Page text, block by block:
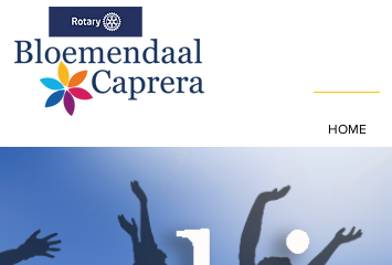
HOME